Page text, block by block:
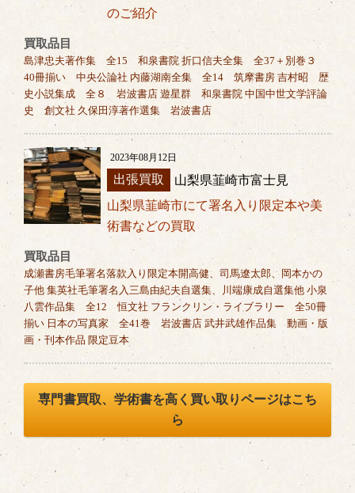
のご紹介
買取品目
島津忠夫著作集 全15 和泉書院 折口信夫全集 全37＋別巻３
40冊揃い 中央公論社 内藤湖南全集 全14 筑摩書房 吉村昭 歴
史小説集成 全８ 岩波書店 遊星群 和泉書院 中国中世文学評論
史 創文社 久保田淳著作選集 岩波書店
2023年08月12日
出張買取
山梨県韮崎市富士見
山梨県韮崎市にて署名入り限定本や美
術書などの買取
買取品目
成瀬書房毛筆署名落款入り限定本開高健、司馬遼太郎、岡本かの
子他 集英社毛筆署名入三島由紀夫自選集、川端康成自選集他 小泉
八雲作品集 全12 恒文社 フランクリン・ライブラリー 全50冊
揃い 日本の写真家 全41巻 岩波書店 武井武雄作品集 動画・版
画・刊本作品 限定豆本
専門書買取、学術書を高く買い取りページはこち
ら